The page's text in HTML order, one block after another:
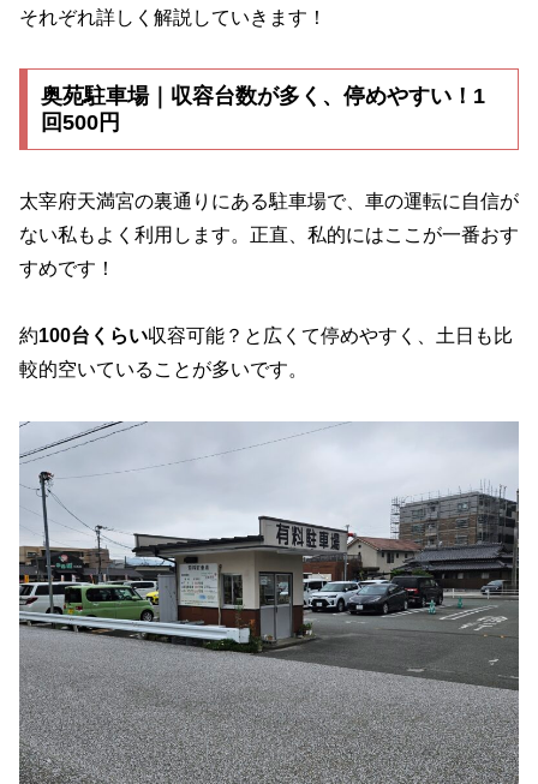
それぞれ詳しく解説していきます！
奥苑駐車場｜収容台数が多く、停めやすい！1
回500円
太宰府天満宮の裏通りにある駐車場で、車の運転に自信が
ない私もよく利用します。正直、私的にはここが一番おす
すめです！
約100台くらい収容可能？と広くて停めやすく、土日も比
較的空いていることが多いです。